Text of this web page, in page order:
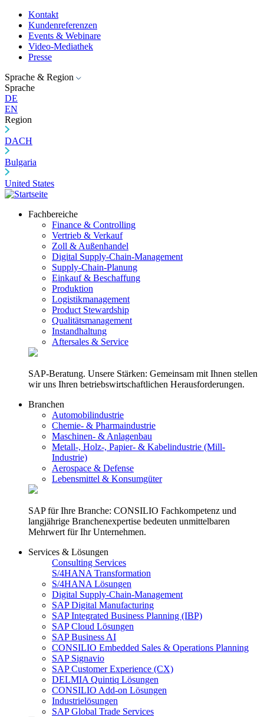
Kontakt
Kundenreferenzen
Events & Webinare
Video-Mediathek
Presse
Sprache & Region
Sprache
DE
EN
Region
DACH
Bulgaria
United States
Fachbereiche
Finance & Controlling
Vertrieb & Verkauf
Zoll & Außenhandel
Digital Supply-Chain-Management
Supply-Chain-Planung
Einkauf & Beschaffung
Produktion
Logistikmanagement
Product Stewardship
Qualitätsmanagement
Instandhaltung
Aftersales & Service
SAP-Beratung. Unsere Stärken: Gemeinsam mit Ihnen stellen
wir uns Ihren betriebswirtschaftlichen Herausforderungen.
Branchen
Automobilindustrie
Chemie- & Pharmaindustrie
Maschinen- & Anlagenbau
Metall-, Holz-, Papier- & Kabelindustrie (Mill-
Industrie)
Aerospace & Defense
Lebensmittel & Konsumgüter
SAP für Ihre Branche: CONSILIO Fachkompetenz und
langjährige Branchenexpertise bedeuten unmittelbaren
Mehrwert für Ihr Unternehmen.
Services & Lösungen
Consulting Services
S/4HANA Transformation
S/4HANA Lösungen
Digital Supply-Chain-Management
SAP Digital Manufacturing
SAP Integrated Business Planning (IBP)
SAP Cloud Lösungen
SAP Business AI
CONSILIO Embedded Sales & Operations Planning
SAP Signavio
SAP Customer Experience (CX)
DELMIA Quintiq Lösungen
CONSILIO Add-on Lösungen
Industrielösungen
SAP Global Trade Services